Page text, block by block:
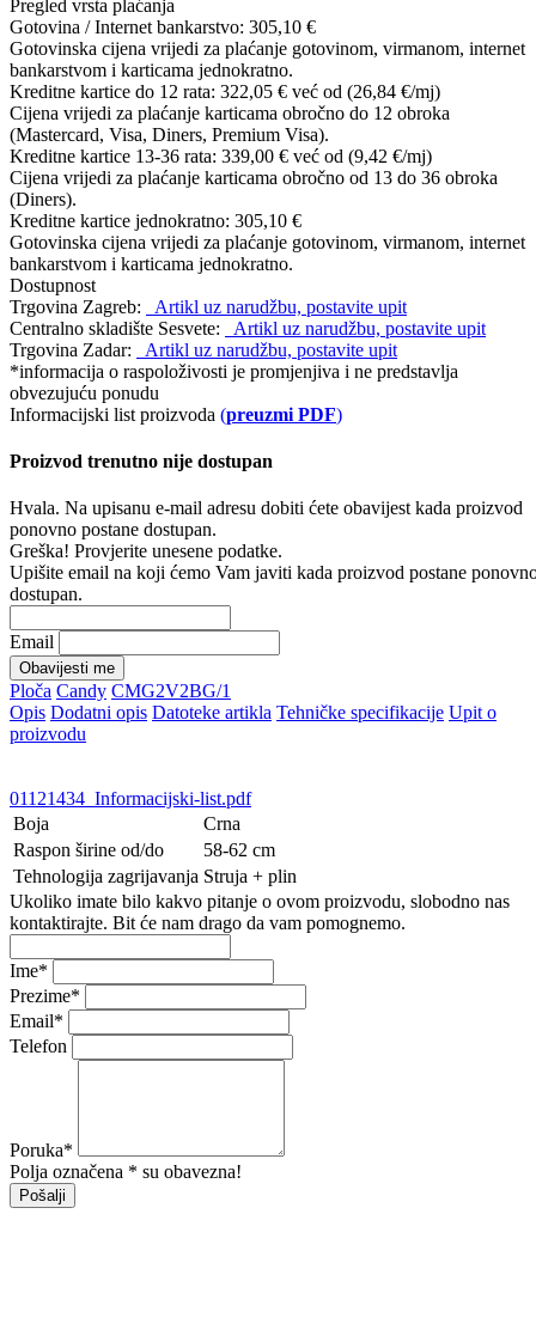
Pregled vrsta plaćanja
Gotovina / Internet bankarstvo: 305,10 €
Gotovinska cijena vrijedi za plaćanje gotovinom, virmanom, internet
bankarstvom i karticama jednokratno.
Kreditne kartice do 12 rata: 322,05 € već od (26,84 €/mj)
Cijena vrijedi za plaćanje karticama obročno do 12 obroka
(Mastercard, Visa, Diners, Premium Visa).
Kreditne kartice 13-36 rata: 339,00 € već od (9,42 €/mj)
Cijena vrijedi za plaćanje karticama obročno od 13 do 36 obroka
(Diners).
Kreditne kartice jednokratno: 305,10 €
Gotovinska cijena vrijedi za plaćanje gotovinom, virmanom, internet
bankarstvom i karticama jednokratno.
Dostupnost
Trgovina Zagreb:
Artikl uz narudžbu, postavite upit
Centralno skladište Sesvete:
Artikl uz narudžbu, postavite upit
Trgovina Zadar:
Artikl uz narudžbu, postavite upit
*informacija o raspoloživosti je promjenjiva i ne predstavlja
obvezujuću ponudu
Informacijski list proizvoda (preuzmi PDF)
Proizvod trenutno nije dostupan
Hvala. Na upisanu e-mail adresu dobiti ćete obavijest kada proizvod
ponovno postane dostupan.
Greška! Provjerite unesene podatke.
Upišite email na koji ćemo Vam javiti kada proizvod postane
dostupan.
Email
Obavijesti me
Ploča Candy CMG2V2BG/1
Opis Dodatni opis Datoteke artikla Tehničke specifikacije Upit o
proizvodu
01121434_Informacijski-list.pdf
Boja
Crna
Raspon širine od/do
58-62 cm
Tehnologija zagrijavanja Struja + plin
Ukoliko imate bilo kakvo pitanje o ovom proizvodu, slobodno nas
kontaktirajte. Bit će nam drago da vam pomognemo.
Ime*
Prezime*
Email*
Telefon
Poruka*
Polja označena * su obavezna!
Pošalji